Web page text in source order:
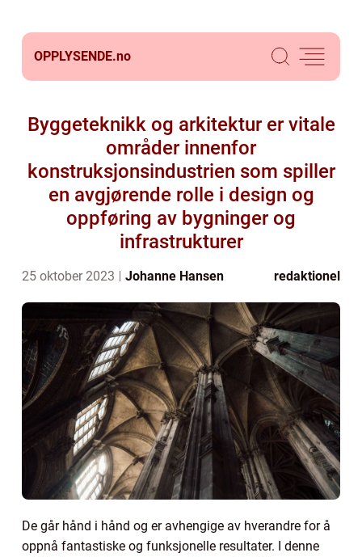
OPPLYSENDE.no
Byggeteknikk og arkitektur er vitale
områder innenfor
konstruksjonsindustrien som spiller
en avgjørende rolle i design og
oppføring av bygninger og
infrastrukturer
25 oktober 2023 Johanne Hansen redaktionel
De går hånd i hånd og er avhengige av hverandre for å
oppnå fantastiske og funksjonelle resultater. I denne